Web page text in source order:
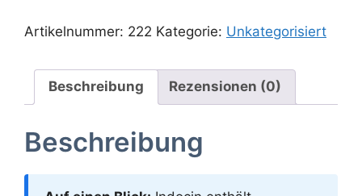
Artikelnummer: 222 Kategorie: Unkategorisiert
Beschreibung Rezensionen (0)
Beschreibung